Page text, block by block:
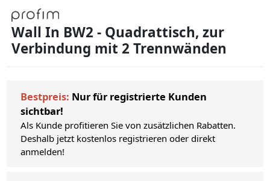
Wall In BW2 - Quadrattisch, zur
Verbindung mit 2 Trennwänden
Bestpreis: Nur für registrierte Kunden
sichtbar!
Als Kunde profitieren Sie von zusätzlichen Rabatten.
Deshalb jetzt kostenlos registrieren oder direkt
anmelden!